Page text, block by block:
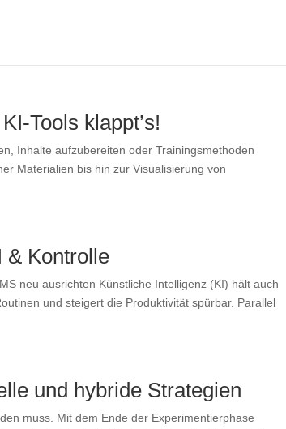
Tools klappt’s!
Inhalte aufzubereiten oder Trainingsmethoden
Materialien bis hin zur Visualisierung von
& Kontrolle
neu ausrichten Künstliche Intelligenz (KI) hält auch
und steigert die Produktivität spürbar. Parallel
und hybride Strategien
muss. Mit dem Ende der Experimentierphase